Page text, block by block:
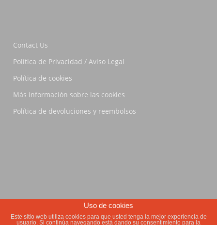
Contact Us
Política de Privacidad / Aviso Legal
Política de cookies
Más información sobre las cookies
Política de devoluciones y reembolsos
Uso de cookies
Este sitio web utiliza cookies para que usted tenga la mejor experiencia de
usuario. Si continúa navegando está dando su consentimiento para la